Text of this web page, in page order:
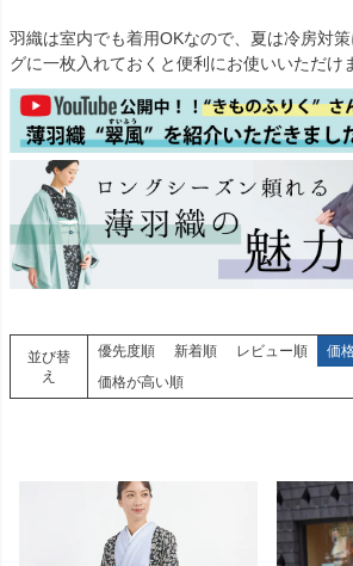
羽織は室内でも着用OKなので、夏は冷房対
グに一枚入れておくと便利にお使いいただけ
並び替
え
優先度順 新着順 レビュー順
価
価格が高い順